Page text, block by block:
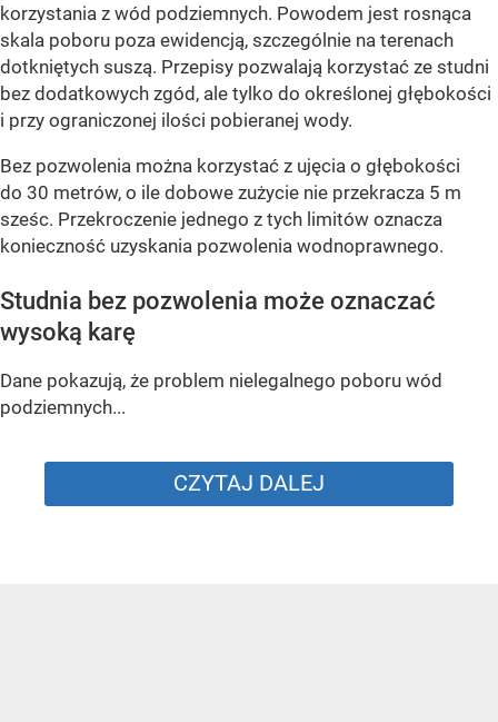
korzystania z wód podziemnych. Powodem jest rosnąca
skala poboru poza ewidencją, szczególnie na terenach
dotkniętych suszą. Przepisy pozwalają korzystać ze studni
bez dodatkowych zgód, ale tylko do określonej głębokości
i przy ograniczonej ilości pobieranej wody.
Bez pozwolenia można korzystać z ujęcia o głębokości
do 30 metrów, o ile dobowe zużycie nie przekracza 5 m
sześc. Przekroczenie jednego z tych limitów oznacza
konieczność uzyskania pozwolenia wodnoprawnego.
Studnia bez pozwolenia może oznaczać
wysoką karę
Dane pokazują, że problem nielegalnego poboru wód
podziemnych...
CZYTAJ DALEJ